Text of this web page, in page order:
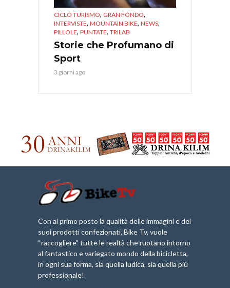
CICLO TURISMO, GRAN FONDO,
INTERVISTE, MOUNTAIN BIKE, NEWS,
PILLOLE, PUNTATE, TRILAB
Storie che Profumano di
Sport
3 giorni ago
Con al primo posto la qualità delle immagini e dei
suoi prodotti confezionati, Bike Tv, vuole
“raccogliere” tutte le realtà che ruotano intorno
al fantastico e variegato mondo della bicicletta,
in ogni sua forma, sia quella ludica, sia quella più
professionale!